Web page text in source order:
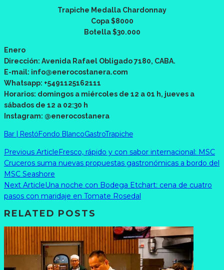
Trapiche Medalla Chardonnay
Copa $8000
Botella $30.000
Enero
Dirección: Avenida Rafael Obligado 7180, CABA.
E-mail: info@enerocostanera.com
Whatsapp: +5491125162111
Horarios: domingos a miércoles de 12 a 01 h, jueves a
sábados de 12 a 02:30 h
Instagram: @enerocostanera
Bar | RestóFondo BlancoGastroTrapiche
Previous ArticleFresco, rápido y con sabor internacional: MSC
Cruceros suma nuevas propuestas gastronómicas a bordo del
MSC Seashore
Next ArticleUna noche con Bodega Etchart: cena de cuatro
pasos con maridaje en Tomate Rosedal
RELATED POSTS